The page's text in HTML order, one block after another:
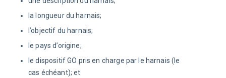
la longueur du harnais;
l’objectif du harnais;
le pays d’origine;
le dispositif GO pris en charge par le harnais (le
cas échéant); et